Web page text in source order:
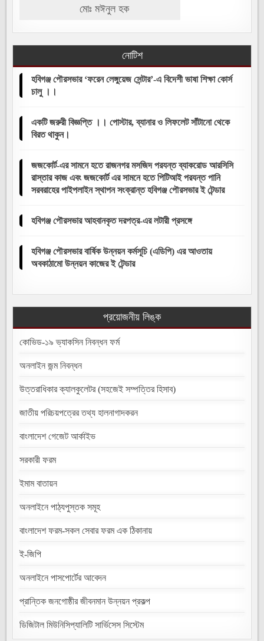
মোঃ মঈনুল হক
নোটিশ
হবিগঞ্জ পৌরসভার ‘ফরেন লেঙ্গুয়েজ সেন্টার’-এ বিদেশী ভাষা শিক্ষা কোর্স
চালু ।।
একটি জরুরী বিজ্ঞপ্তি ।। পোস্টার, ব্যানার ও লিফলেট সাঁটানো থেকে
বিরত থাকুন।
জজকোর্ট-এর সামনে হতে রাজনগর মসজিদ পরযন্ত ব্যাকরোড আরসিসি
রাস্তার কাজ এবং জজকোর্ট এর সামনে হতে পিটিআই পরযন্ত পানি
সরবরাহের পাইপলাইন স্থাপন সংক্রান্ত হবিগঞ্জ পৌরসভার ই টেন্ডার
হবিগঞ্জ পৌরসভার আহবানকৃত দরপত্র-এর লটারী প্রসঙ্গে
হবিগঞ্জ পৌরসভার বার্ষিক উন্নয়ন কর্মসূচি (এডিপি) এর আওতায়
অবকাঠামো উন্নয়ন কাজের ই টেন্ডার
প্রয়োজনীয় লিঙ্ক
কোভিড-১৯ ভ্যাকসিন নিবন্ধন ফর্ম
অনলাইন জন্ম নিবন্ধন
উত্তরাধিকার ক্যালকুলেটর (সহজেই সম্পত্তির হিসাব)
জাতীয় পরিচয়পত্রের তথ্য হালনাগাদকরন
বাংলাদেশ গেজেট আর্কাইভ
সরকারী ফরম
ইমাম বাতায়ন
অনলাইনে পাঠ্যপুস্তক সমূহ
বাংলাদেশ ফরম-সকল সেবার ফরম এক ঠিকানায়
ই-জিপি
অনলাইনে পাসপোর্টের আবেদন
প্রান্তিক জনগোষ্ঠীর জীবনমান উন্নয়ন প্রকল্প
ডিজিটাল মিউনিসিপ্যালিটি সার্ভিসেস সিস্টেম